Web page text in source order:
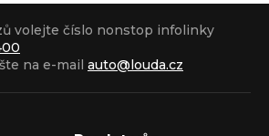
volejte číslo nonstop infolinky
na e-mail auto@louda.cz